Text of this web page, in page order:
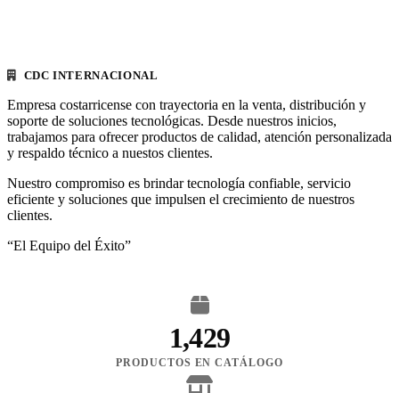
CDC INTERNACIONAL
Empresa costarricense con trayectoria en la venta, distribución y
soporte de soluciones tecnológicas. Desde nuestros inicios,
trabajamos para ofrecer productos de calidad, atención personalizada
y respaldo técnico a nuestos clientes.
Nuestro compromiso es brindar tecnología confiable, servicio
eficiente y soluciones que impulsen el crecimiento de nuestros
clientes.
“El Equipo del Éxito”
1,429
PRODUCTOS EN CATÁLOGO